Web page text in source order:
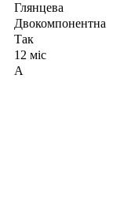
Глянцева
Двокомпонентна
Так
12 міс
А